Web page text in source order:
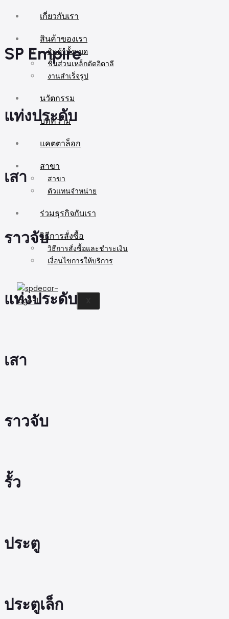
เกี่ยวกับเรา
สินค้าของเรา
สินค้าทั้งหมด
ชิ้นส่วนเหล็กดัดอิตาลี
งานสำเร็จรูป
นวัตกรรม
บทความ
แคตตาล็อก
สาขา
สาขา
ตัวแทนจำหน่าย
ร่วมธุรกิจกับเรา
วิธีการสั่งซื้อ
วิธีการสั่งซื้อและชำระเงิน
เงื่อนไขการให้บริการ
SP Empire
แท่งประดับ
เสา
ราวจับ
แท่งประดับ
เสา
ราวจับ
รั้ว
ประตู
ประตูเล็ก